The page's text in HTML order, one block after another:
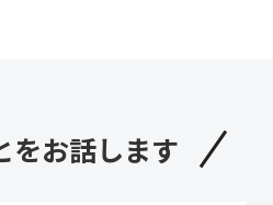
をお話します